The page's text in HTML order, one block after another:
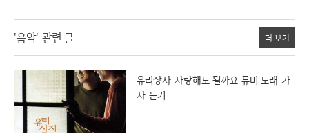
'음악' 관련 글 더 보기
유리상자 사랑해도 될까요 뮤비 노래 가
사 듣기